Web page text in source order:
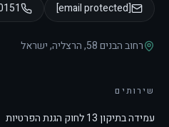
[email protected]
רחוב הבנים 58 ,הרצליה,ישראל
שירותים
עמידה בתיקון 13 לחוק הגנת הפרטיות